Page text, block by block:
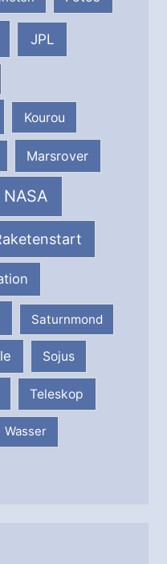
JPL
Kourou
Marsrover
NASA
Saturnmond
Sojus
Teleskop
Wasser